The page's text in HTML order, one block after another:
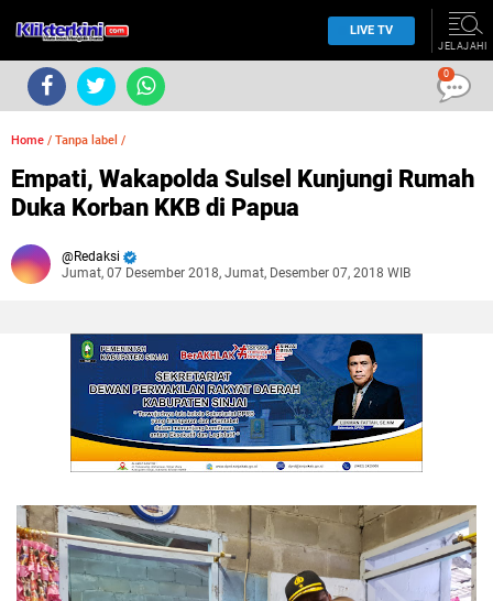
LIVE TV
JELAJAHI
Home / Tanpa label /
Empati, Wakapolda Sulsel Kunjungi Rumah
Duka Korban KKB di Papua
Redaksi
Jumat, 07 Desember 2018, Jumat, Desember 07, 2018 WIB
0